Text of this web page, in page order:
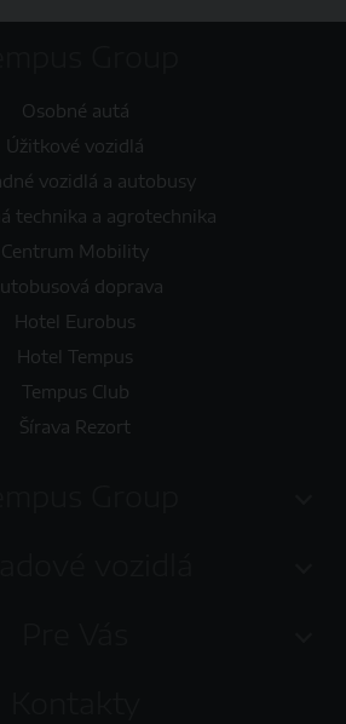
Osobné autá
Úžitkové vozidlá
vozidlá a autobusy
technika a agrotechnika
Centrum Mobility
doprava
Hotel Eurobus
Hotel Tempus
Tempus Club
Šírava Rezort